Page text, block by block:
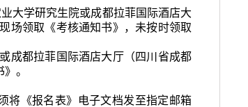
大学研究生院或成都拉菲国际酒店大
场领取《考核通知书》，未按时领取
成都拉菲国际酒店大厅（四川省成都
。
将《报名表》电子文档发至指定邮箱